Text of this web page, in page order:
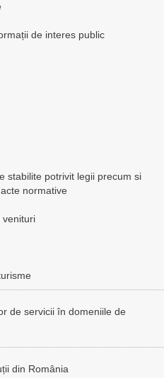
de interes public
stabilite potrivit legii precum si
normative
venituri
de servicii în domeniile de
din România